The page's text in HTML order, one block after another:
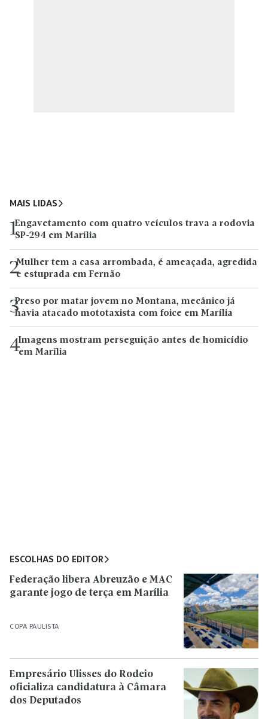
MAIS LIDAS
1Engavetamento com quatro veículos trava a rodovia
SP-294 em Marília
2Mulher tem a casa arrombada, é ameaçada, agredida
e estuprada em Fernão
3Preso por matar jovem no Montana, mecânico já
havia atacado mototaxista com foice em Marília
4Imagens mostram perseguição antes de homicídio
em Marília
ESCOLHAS DO EDITOR
COPA PAULISTA
Federação libera Abreuzão e MAC
garante jogo de terça em Marília
Empresário Ulisses do Rodeio
oficializa candidatura à Câmara
dos Deputados